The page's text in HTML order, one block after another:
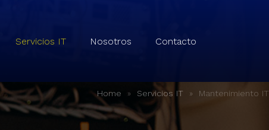
Servicios IT Nosotros Contacto
Home » Servicios IT » Mantenimiento IT